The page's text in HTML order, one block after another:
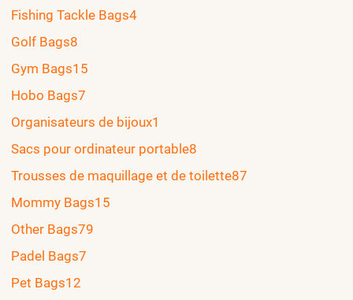
Fishing Tackle Bags4
Golf Bags8
Gym Bags15
Hobo Bags7
Organisateurs de bijoux1
Sacs pour ordinateur portable8
Trousses de maquillage et de toilette87
Mommy Bags15
Other Bags79
Padel Bags7
Pet Bags12